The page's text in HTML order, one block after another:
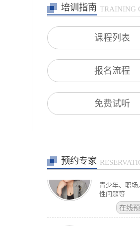
培训指南 TRAINING
课程列表
报名流程
免费试听
预约专家
在线
沈莉首席咨
擅长：婚恋情
年问题、 产
个人成长、职
王宾专家咨
擅长：恋爱婚
庭，躯体及先
高钰荣专
青少年、职场
性问题等
在线